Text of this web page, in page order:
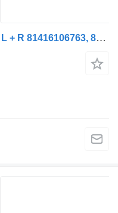
MAN Scheinwerfer Abdeckung L + R 81416106763, 81416106764 für MAN TGS LKW